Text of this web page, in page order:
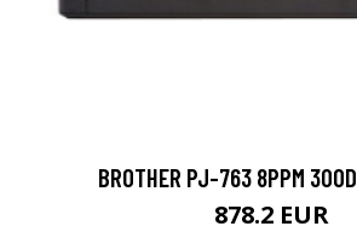
BROTHER PJ-763 8PPM
878.2 EUR